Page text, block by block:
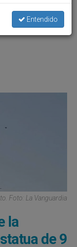
Foto: La Vanguardia
la
de 9
Entendido